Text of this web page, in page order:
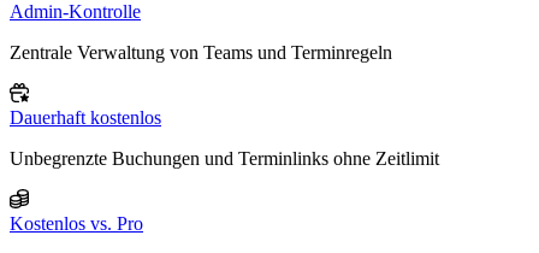
Admin-Kontrolle
Zentrale Verwaltung von Teams und Terminregeln
Dauerhaft kostenlos
Unbegrenzte Buchungen und Terminlinks ohne Zeitlimit
Kostenlos vs. Pro